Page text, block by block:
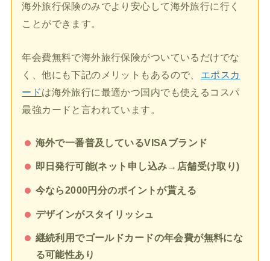
海外旅行保険のみでより安心して海外旅行に行く
ことができます。
年会費無料で海外旅行保険がついているだけでな
く、他にも下記のメリットもあるので、
エポスカ
ードは海外旅行に最適かつ国内でも使えるコスパ
最強カードと言われています。
海外で一番普及しているVISAブランド
即日発行可能(ネット申し込み→店舗受け取り)
今なら2000円分のポイントが貰える
デザインがスタイリッシュ
継続利用でゴールドカードの年会費が無料にな
る可能性あり